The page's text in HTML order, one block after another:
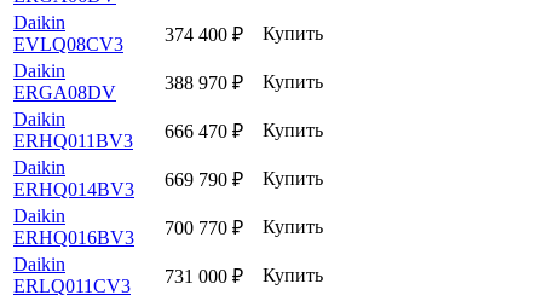
Daikin
EVLQ08CV3
374 400 ₽
Купить
Daikin
ERGA08DV
388 970 ₽
Купить
Daikin
ERHQ011BV3
666 470 ₽
Купить
Daikin
ERHQ014BV3
669 790 ₽
Купить
Daikin
ERHQ016BV3
700 770 ₽
Купить
Daikin
ERLQ011CV3
731 000 ₽
Купить